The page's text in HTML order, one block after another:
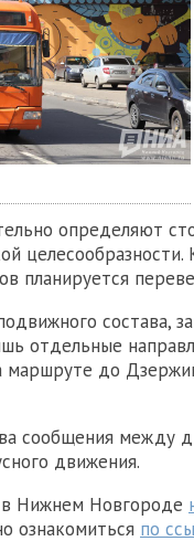
определяют
планируется
состава,
отдельные
до
сообщения между
движения.
Нижнем Новгороде
ознакомиться по